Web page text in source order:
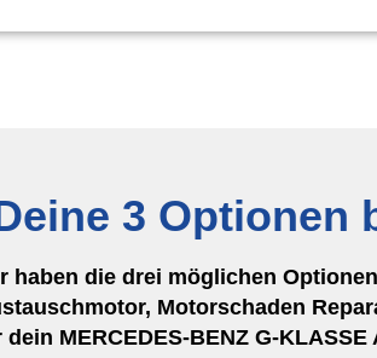
3 Optionen
haben die drei möglichen
Motorschaden
dein MERCEDES-BENZ G-